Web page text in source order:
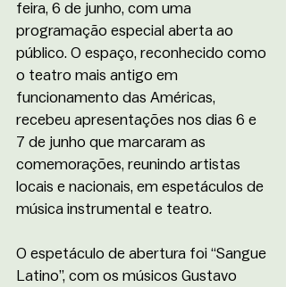
feira, 6 de junho, com uma
programação especial aberta ao
público. O espaço, reconhecido como
o teatro mais antigo em
funcionamento das Américas,
recebeu apresentações nos dias 6 e
7 de junho que marcaram as
comemorações, reunindo artistas
locais e nacionais, em espetáculos de
música instrumental e teatro.
O espetáculo de abertura foi “Sangue
Latino”, com os músicos Gustavo